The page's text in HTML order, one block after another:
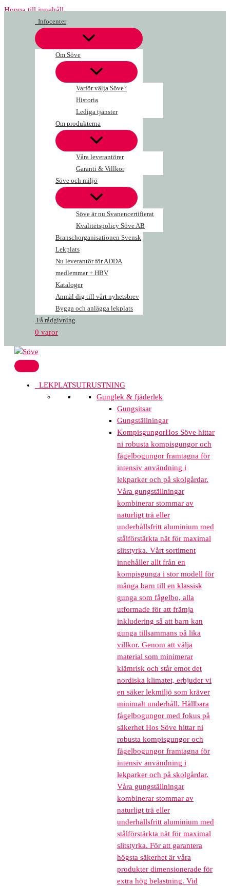
Hoppa till innehåll
Infocenter
Om Söve
Varför välja Söve?
Historia
Lediga tjänster
Om produkterna
Våra leverantörer
Garanti & Villkor
Söve och miljö
Söve är nu Svanencertifierat
Kvalitetspolicy Söve AB
Branschorganisationen Svensk
Lekplats
Nu leverantör för ADDA
medlemmar + HBV
Kataloger
Anmäl dig till vårt nyhetsbrev
Bygga och anlägga lekplats
Få rådgivning
0 varor
LEKPLATSUTRUSTNING
Gunglek & fjäderlek
Gungsitsar
Gungställningar
KompisgungorHos Söve hittar
ni robusta kompisgungor och
fågelbogungor framtagna för
intensiv användning i
lekparker och på skolgårdar.
Våra gungställningar
kombinerar stommar av
naturligt trä eller
underhållsfritt aluminium med
stålförstärkta nät för maximal
slitstyrka. Vårt sortiment
innehåller allt från en
kompisgunga i stor modell för
många barn till en klassisk
gunga som fågelbo, alla
utformade för att främja
inkludering så att barn kan
gunga tillsammans på lika
villkor. Genom att välja
material som minimerar
klämrisk och står emot det
nordiska klimatet, erbjuder vi
en säker lekmiljö som kräver
minimalt underhåll. Hållbara
fågelbogungor med fokus på
säkerhet Hos Söve hittar ni
robusta kompisgungor och
fågelbogungor framtagna för
intensiv användning i
lekparker och på skolgårdar.
Våra gungställningar
kombinerar stommar av
naturligt trä eller
underhållsfritt aluminium med
stålförstärkta nät för maximal
slitstyrka. För att garantera
högsta säkerhet är våra
produkter dimensionerade för
extra hög belastning. Vid